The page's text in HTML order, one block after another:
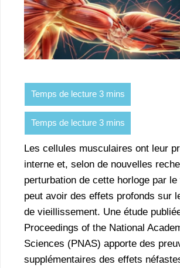
Les cellules musculaires ont leur
interne et, selon de nouvelles
perturbation de cette horloge par
peut avoir des effets profonds sur
de vieillissement. Une étude
Proceedings of the National
Sciences (PNAS) apporte des
supplémentaires des effets